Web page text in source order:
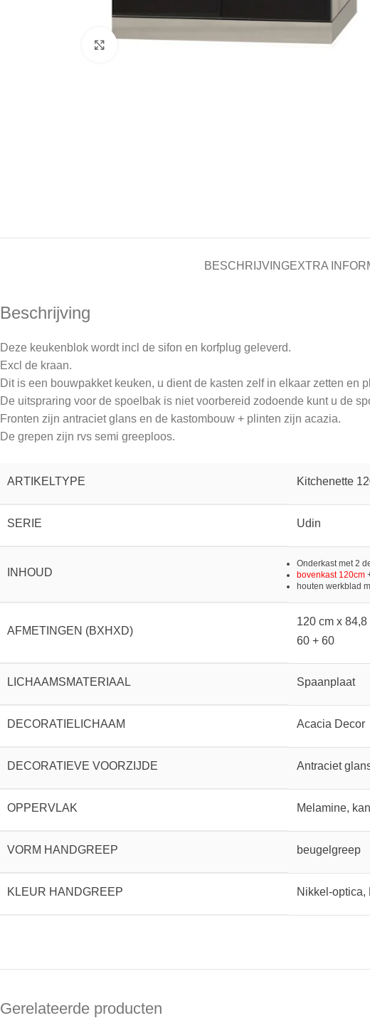
Click to enlarge
BESCHRIJVINGEXTRA
Beschrijving
Deze keukenblok wordt incl de sifon en korfplug geleverd.
Excl de kraan.
Dit is een bouwpakket keuken, u dient de kasten zelf in elkaar zetten en
De uitspraring voor de spoelbak is niet voorbereid zodoende kunt u de
Fronten zijn antraciet glans en de kastombouw + plinten zijn acazia.
De grepen zijn rvs semi greeploos.
ARTIKELTYPE Kitchenette
SERIE Udin
INHOUD
Onderkast met 2
bovenkast 120cm
houten werkblad
AFMETINGEN (BXHXD)
120 cm x
60 + 60
LICHAAMSMATERIAAL Spaanplaat
DECORATIELICHAAM Acacia Decor
DECORATIEVE VOORZIJDE Antraciet
OPPERVLAK Melamine,
VORM HANDGREEP beugelgreep
KLEUR HANDGREEP Nikkel-optica,
Gerelateerde producten